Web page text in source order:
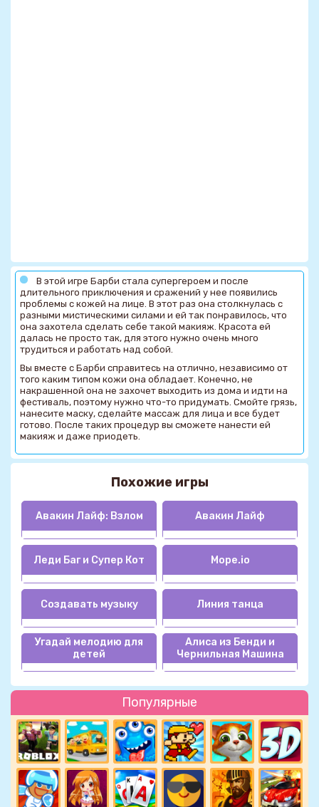
Популярные
В этой игре Барби стала супергероем и после
длительного приключения и сражений у нее появились
проблемы с кожей на лице. В этот раз она столкнулась с
разными мистическими силами и ей так понравилось, что
она захотела сделать себе такой макияж. Красота ей
далась не просто так, для этого нужно очень много
трудиться и работать над собой.
Вы вместе с Барби справитесь на отлично, независимо от
того каким типом кожи она обладает. Конечно, не
накрашенной она не захочет выходить из дома и идти на
фестиваль, поэтому нужно что-то придумать. Смойте грязь,
нанесите маску, сделайте массаж для лица и все будет
готово. После таких процедур вы сможете нанести ей
макияж и даже приодеть.
Похожие игры
Авакин Лайф: Взлом Авакин Лайф
Леди Баг и Супер Кот Mope.io
Создавать музыку Линия танца
Угадай мелодию для
детей
Алиса из Бенди и
Чернильная Машина